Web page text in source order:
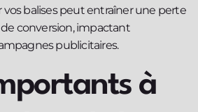
vos balises peut entraîner une perte
conversion, impactant
publicitaires.
à